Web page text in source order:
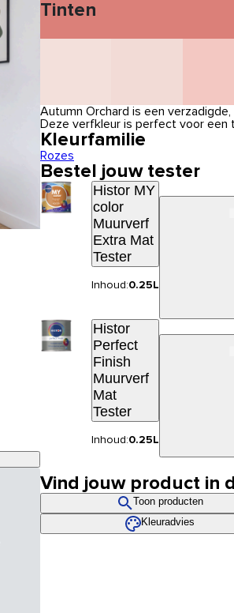
Tinten
Autumn Orchard is een
Deze verfkleur is perfect voor een
Kleurfamilie
Rozes
Bestel jouw tester
Histor MY
color
Muurverf
Extra Mat
Tester
Inhoud:0.25L
Histor
Perfect
Finish
Muurverf
Mat
Tester
Inhoud:0.25L
Vind jouw product in
Toon producten
Kleuradvies